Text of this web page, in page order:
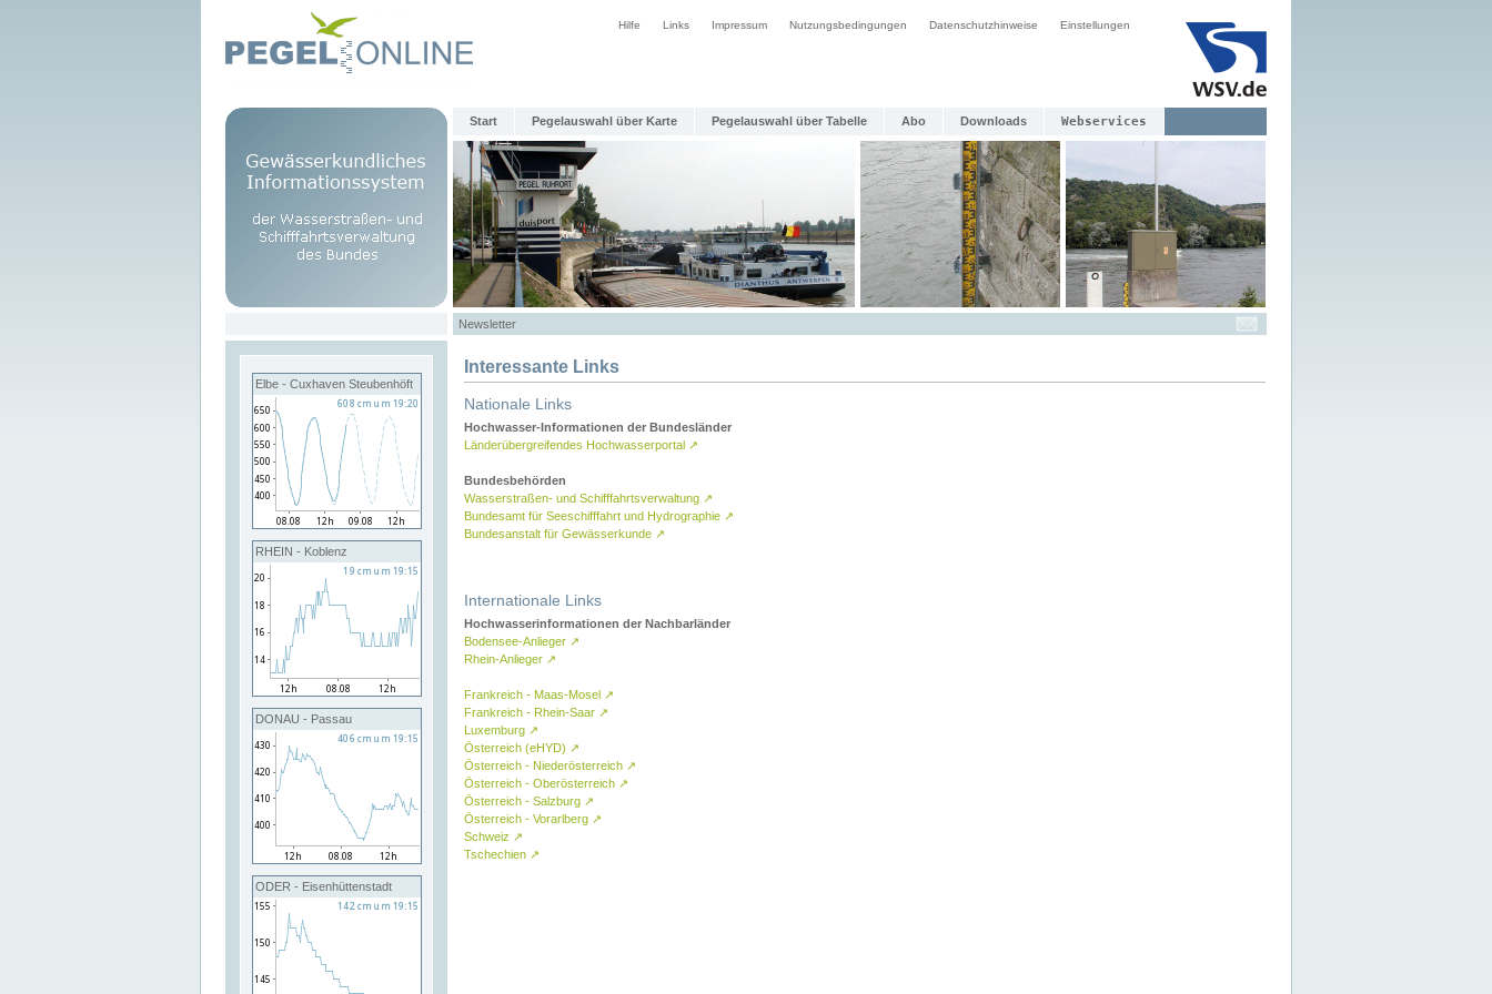
Hilfe Links Impressum Nutzungsbedingungen Datenschutzhinweise Einstellungen
Start Pegelauswahl über Karte Pegelauswahl über Tabelle Abo Downloads Webservices
Newsletter
Elbe - Cuxhaven Steubenhöft
RHEIN - Koblenz
DONAU - Passau
ODER - Eisenhüttenstadt
Interessante Links
Nationale Links
Hochwasser-Informationen der Bundesländer
Länderübergreifendes Hochwasserportal ↗
Bundesbehörden
Wasserstraßen- und Schifffahrtsverwaltung ↗
Bundesamt für Seeschifffahrt und Hydrographie ↗
Bundesanstalt für Gewässerkunde ↗
Internationale Links
Hochwasserinformationen der Nachbarländer
Bodensee-Anlieger ↗
Rhein-Anlieger ↗
Frankreich - Maas-Mosel ↗
Frankreich - Rhein-Saar ↗
Luxemburg ↗
Österreich (eHYD) ↗
Österreich - Niederösterreich ↗
Österreich - Oberösterreich ↗
Österreich - Salzburg ↗
Österreich - Vorarlberg ↗
Schweiz ↗
Tschechien ↗